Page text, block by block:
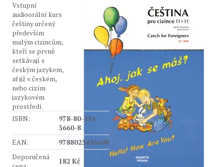
Vstupní
audioorální kurs
češtiny určený
především
malým cizincům,
kteří se prvně
setkávají s
českým jazykem,
ať již v českém,
nebo cizím
jazykovém
prostředí.
ISBN:
978-80-254-
3660-8
EAN:
9788025436608
Doporučená
182 Kč